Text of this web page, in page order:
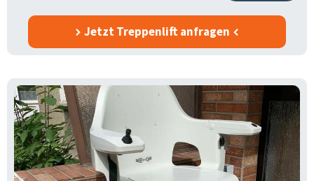
Jetzt Treppenlift anfragen